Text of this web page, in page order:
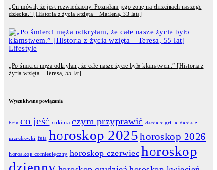
„On mówił, że jest rozwiedziony. Poznałam jego żonę na chrzcinach naszego
dziecka.” [Historia z życia wzięta – Marlena, 33 lata]
Lifestyle
„Po śmierci męża odkryłam, że całe nasze życie było kłamstwem.” [Historia z
życia wzięta – Teresa, 55 lat]
Wyszukiwane powiązania
brie co jeść cukinia czym przyprawić dania z grilla dania z
marchewki feta horoskop 2025 horoskop 2026
horoskop comiesięczny horoskop czerwiec horoskop